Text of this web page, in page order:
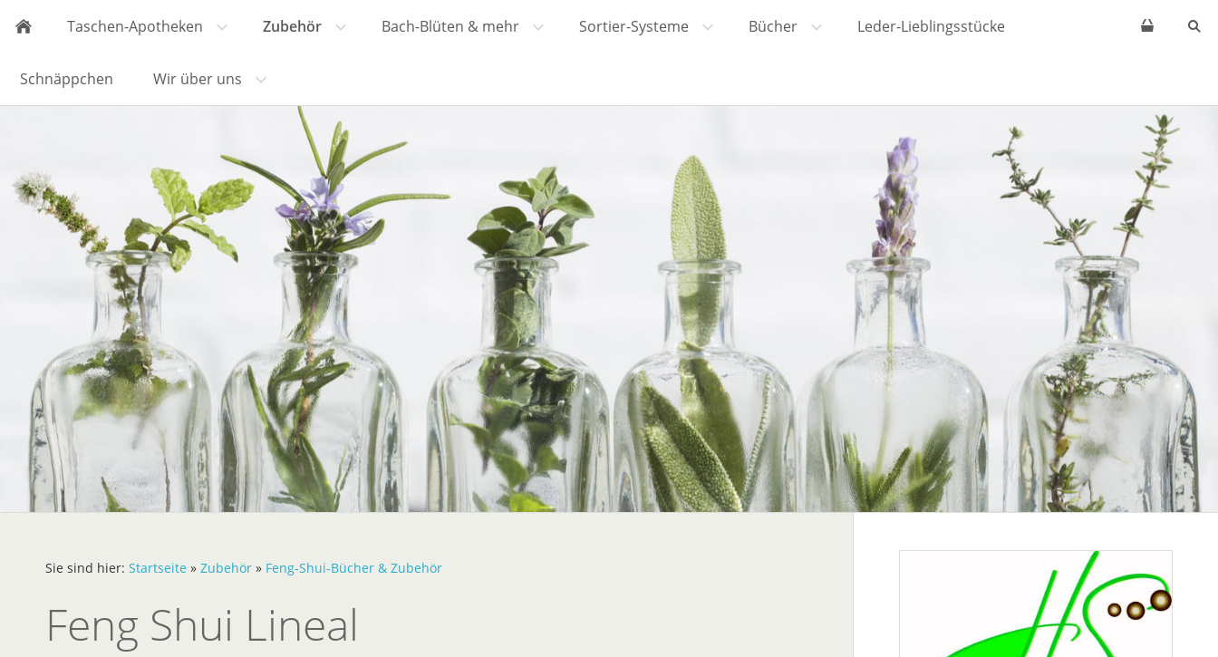
Taschen-Apotheken Zubehör Bach-Blüten & mehr Sortier-Systeme Bücher Leder-Lieblingsstücke
Schnäppchen Wir über uns
Sie sind hier: Startseite » Zubehör » Feng-Shui-Bücher & Zubehör
Feng Shui Lineal